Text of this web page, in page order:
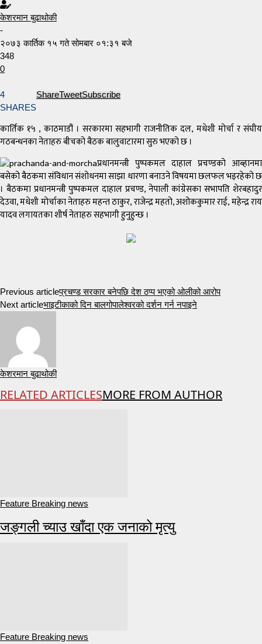
केशरमान बुढाथोकी
-
२०७३ कार्तिक १५ गते सोमबार ०१:३१ बजे
348
0
4
SHARES
ShareTweetSubscribe
कार्तिक १५ , काठमाडौं । सरकारमा सहभागी राजनीतिक दल, मधेशी मोर्चा र संघीय
गठबन्धनका नेताहरु बीचको बैठक बालुवाटारमा सुरु भएको छ ।
प्रधानमन्त्री पुष्पकमल दाहाल प्रचण्डको आब्हानमा
बसेको बैठकमा संविधान संशोधनमा साझा धारणा बनाउने विषयमा छलफल भइरहेको छ
। बैठकमा प्रधानमन्त्री पुष्पकमल दाहाल प्रचण्ड, नेपाली कांग्रेसका सभापति शेरबहादुर
देउवा, मधेशी मोर्चाका नेताहरु महन्त ठाकुर, राजेन्द्र महतो, अशोककुमार राई, महेन्द्र राय
यादव लगायतका शीर्ष नेताहरु सहभागी हुनुहुन्छ ।
Previous articleप्रचण्ड सरकार बनेपछि देश ठप्प भएको ओलीको आरोप
Next articleभाइटीकाको दिन बालगोपालेश्वरको दर्शन गर्न नपाइने
केशरमान बुढाथोकी
RELATED ARTICLESMORE FROM AUTHOR
Feature Breaking news
जङ्गली च्याउ खाँदा एक जनाको मृत्यु
Feature Breaking news